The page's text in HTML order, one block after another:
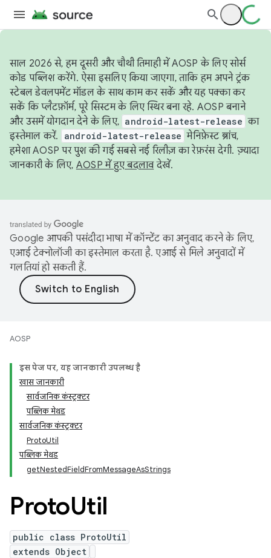
साल 2026 से, हम दूसरी और चौथी तिमाही में AOSP के लिए सोर्स
कोड पब्लिश करेंगे. ऐसा इसलिए किया जाएगा, ताकि हम अपने ट्रंक
स्टेबल डेवलपमेंट मॉडल के साथ काम कर सकें और यह पक्का कर
सकें कि प्लैटफ़ॉर्म, पूरे सिस्टम के लिए स्थिर बना रहे. AOSP बनाने
और उसमें योगदान देने के लिए, android-latest-release का
इस्तेमाल करें.
android-latest-release मेनिफ़ेस्ट ब्रांच,
हमेशा AOSP पर पुश की गई सबसे नई रिलीज़ का रेफ़रंस देगी. ज़्यादा
जानकारी के लिए, AOSP में हुए बदलावदेखें.
Google आपकी पसंदीदा भाषा में कॉन्टेंट का अनुवाद करने के लिए,
एआई टेक्नोलॉजी का इस्तेमाल करता है. एआई से मिले अनुवादों में
गलतियां हो सकती हैं.
AOSP
इस पेज पर, यह जानकारी उपलब्ध है
खास जानकारी
सार्वजनिक कंस्ट्रक्टर
पब्लिक मेथड
सार्वजनिक कंस्ट्रक्टर
ProtoUtil
पब्लिक मेथड
getNestedFieldFromMessageAsStrings
ProtoUtil
public class ProtoUtil
extends Object